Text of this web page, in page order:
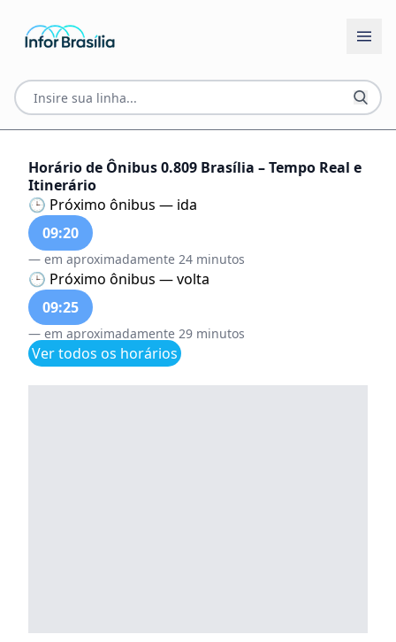
Horário de Ônibus 0.809 Brasília – Tempo Real e
Itinerário
🕒 Próximo ônibus — ida
09:20
— em aproximadamente 24 minutos
🕒 Próximo ônibus — volta
09:25
— em aproximadamente 29 minutos
Ver todos os horários